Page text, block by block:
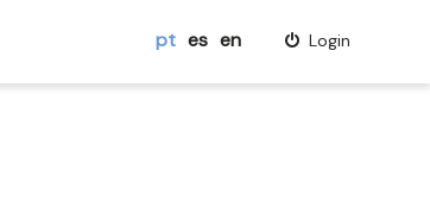
pt es en Login